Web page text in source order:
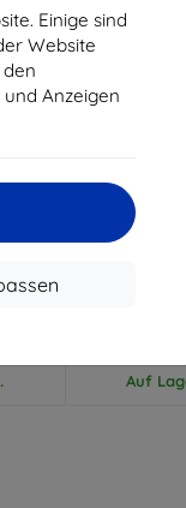
Einige sind
Website
Anzeigen
-10%
Spigen
schwarz
Watch
Auf